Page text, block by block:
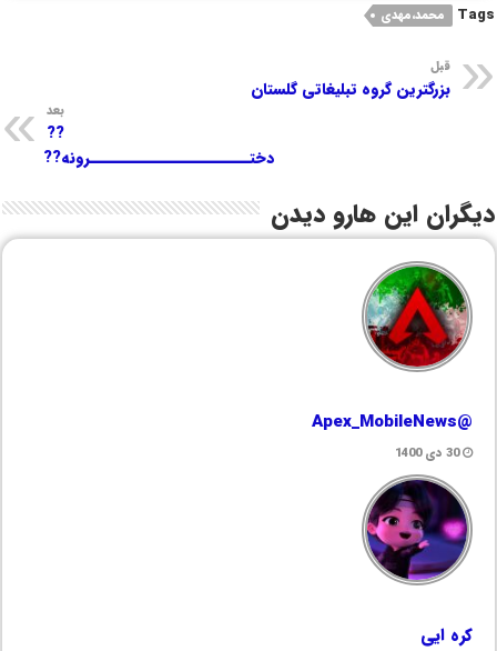
Tags محمد،مهدی
قبل
بزرگترین گروه تبلیغاتی گلستان
بعد
??
دختــــــــــــــــــــــــرونه??
دیگران این هارو دیدن
@Apex_MobileNews
30 دی 1400
کره ایی